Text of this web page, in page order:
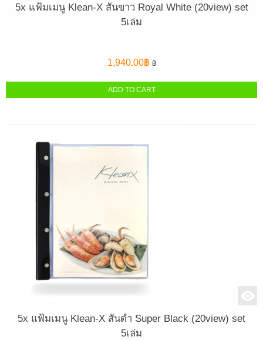
5x แฟ้มเมนู Klean-X สันขาว Royal White (20view) set
5เล่ม
1,940.00฿ ฿
ADD TO CART
5x แฟ้มเมนู Klean-X สันดำ Super Black (20view) set
5เล่ม